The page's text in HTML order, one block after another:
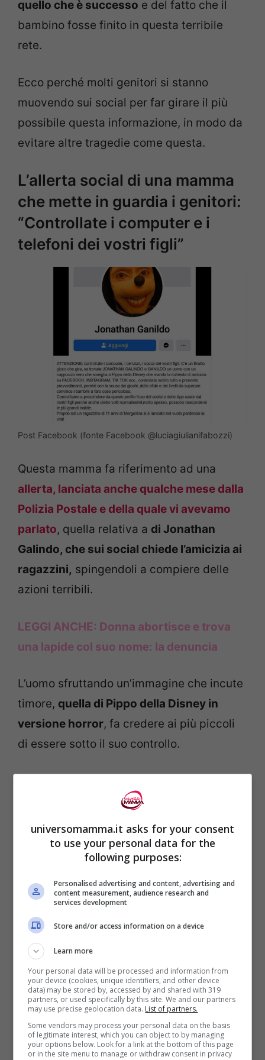
quello che è successo e del fatto che il
bambino fosse finito in questa terribile
rete.
Ecco perché molti genitori si stanno
muovendo sui social per far girare il più
possibile questa informazione, in modo da
evitare altre tragedie come questa.
L’allerta social di una mamma
che mette in guardia i genitori:
“Controllate i computer e i
telefoni dei vostri figli”
Post Facebook (fonte Facebook @luciagiulianifabozzi)
Questa mamma fa riferimento ad una
allerta, lanciata anche qualche mese dalla
Polizia Postale e della quale vi avevamo
parlato, quella relativa a di Jonathan
Galindo, che sui social chiede l’amicizia ai
ragazzini, spingendoli a compiere delle
azioni terribili.
LEGGI ANCHE: Donna abortisce e trova
una lapide col suo nome: la denuncia
L’uomo sfruttando un’immagine che incute
timore, quella di Pippo della Disney in
versione horror, fa credere ai più piccoli
di essere sotto il suo controllo.
“ATTENZIONE: controllate i
computer, i cellulari, i social dei vostri figli.
C’è un Brutto gioco che gira, se trovate
JONATHAN GALINDO o GANILDO un uomo
con un cappuccio nero che somiglia a
Pippo della Disney che manda la richiesta
di amicizia su FACEBOOK, INSTAGRAM, TIK
TOK ecc., controllate subito tutto e
prendete provvedimenti, perché con la
scusa dei giochi ,delle sfide e dei livelli da
superare convince i bambini a fare cose
pericolose. Controlliamo a prescindere da
questo profilo l’uso dei social e delle App
universomamma.it asks for your consent
to use your personal data for the
following purposes:
Personalised advertising and content, advertising and
content measurement, audience research and
services development
Store and/or access information on a device
Learn more
Your personal data will be processed and information from
your device (cookies, unique identifiers, and other device
data) may be stored by, accessed by and shared with 319
partners, or used specifically by this site. We and our partners
may use precise geolocation data. List of partners.
Some vendors may process your personal data on the basis
of legitimate interest, which you can object to by managing
your options below. Look for a link at the bottom of this page
or in the site menu to manage or withdraw consent in privacy